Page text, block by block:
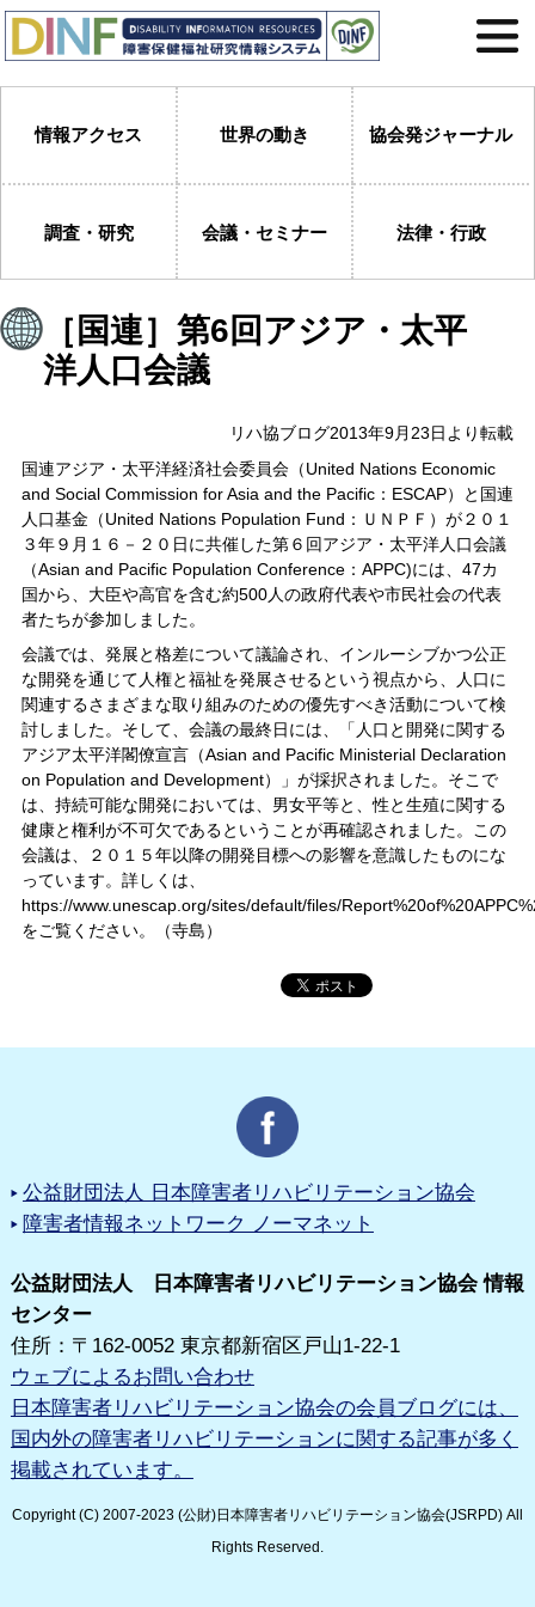
情報アクセス 世界の動き 協会発ジャーナル
調査・研究 会議・セミナー 法律・行政
［国連］第6回アジア・太平
洋人口会議
リハ協ブログ2013年9月23日より転載
国連アジア・太平洋経済社会委員会（United Nations Economic
and Social Commission for Asia and the Pacific：ESCAP）と国連
人口基金（United Nations Population Fund：ＵＮＰＦ）が２０１
３年９月１６－２０日に共催した第６回アジア・太平洋人口会議
（Asian and Pacific Population Conference：APPC)には、47カ
国から、大臣や高官を含む約500人の政府代表や市民社会の代表
者たちが参加しました。
会議では、発展と格差について議論され、インルーシブかつ公正
な開発を通じて人権と福祉を発展させるという視点から、人口に
関連するさまざまな取り組みのための優先すべき活動について検
討しました。そして、会議の最終日には、「人口と開発に関する
アジア太平洋閣僚宣言（Asian and Pacific Ministerial Declaration
on Population and Development）」が採択されました。そこで
は、持続可能な開発においては、男女平等と、性と生殖に関する
健康と権利が不可欠であるということが再確認されました。この
会議は、２０１５年以降の開発目標への影響を意識したものにな
っています。詳しくは、
https://www.unescap.org/sites/default/files/
をご覧ください。（寺島）
公益財団法人 日本障害者リハビリテーション協会
障害者情報ネットワーク ノーマネット
公益財団法人 日本障害者リハビリテーション協会 情報
センター
住所：〒162-0052 東京都新宿区戸山1-22-1
ウェブによるお問い合わせ
日本障害者リハビリテーション協会の会員ブログには、
国内外の障害者リハビリテーションに関する記事が多く
掲載されています。
Copyright (C) 2007-2023 (公財)日本障害者リハビリテーション協会(JSRPD) All
Rights Reserved.